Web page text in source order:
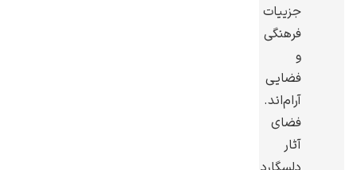
جزییات
فرهنگی
و
فضایی
آرام‌اند.
فضای
آثار